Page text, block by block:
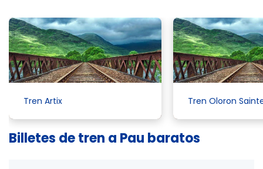
Tren Artix Tren Oloron
Billetes de tren a Pau baratos